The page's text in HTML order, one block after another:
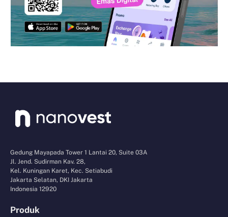
Gedung Mayapada Tower 1 Lantai 20, Suite 03A
Jl. Jend. Sudirman Kav. 28,
Kel. Kuningan Karet, Kec. Setiabudi
Jakarta Selatan, DKI Jakarta
Indonesia 12920
Produk